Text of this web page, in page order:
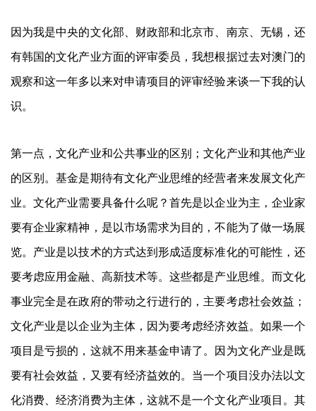
因为我是中央的文化部、财政部和北京市、南京、无锡，还
有韩国的文化产业方面的评审委员，我想根据过去对澳门的
观察和这一年多以来对申请项目的评审经验来谈一下我的认
识。
第一点，文化产业和公共事业的区别；文化产业和其他产业
的区别。基金是期待有文化产业思维的经营者来发展文化产
业。文化产业需要具备什么呢？首先是以企业为主，企业家
要有企业家精神，是以市场需求为目的，不能为了做一场展
览。产业是以技术的方式达到形成适度标准化的可能性，还
要考虑应用金融、高新技术等。这些都是产业思维。而文化
事业完全是在政府的带动之行进行的，主要考虑社会效益；
文化产业是以企业为主体，因为要考虑经济效益。如果一个
项目是亏损的，这就不用来基金申请了。因为文化产业是既
要有社会效益，又要有经济益效的。当一个项目没办法以文
化消费、经济消费为主体，这就不是一个文化产业项目。其